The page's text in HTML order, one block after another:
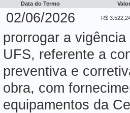
Data do Termo Valor
02/06/2026 R$
prorrogar a
UFS, referente a
preventiva e
obra, com
equipamentos da